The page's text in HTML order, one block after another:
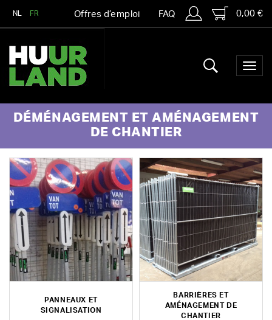
NL FR Offres d’emploi FAQ 0,00 €
DÉMÉNAGEMENT ET AMÉNAGEMENT
DE CHANTIER
PANNEAUX ET
SIGNALISATION
BARRIÈRES ET
AMÉNAGEMENT DE
CHANTIER